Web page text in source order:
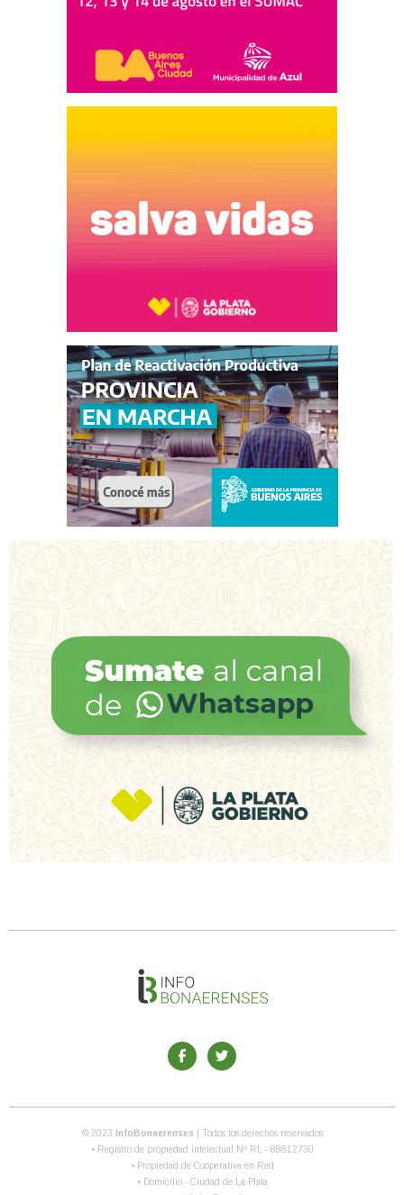
© 2023 InfoBonaerenses
| Todos los derechos reservados
• Registro de propiedad intelectual Nº RL - 88812730
• Propiedad de Cooperativa en Red
• Domicilio - Ciudad de La Plata